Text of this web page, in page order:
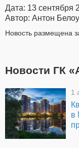
Дата: 13 сентября
Автор: Антон
Новость размещена
Новости ГК
1
в